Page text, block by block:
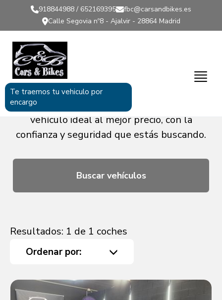
918844988 / 652169395
fbc@carsandbikes.es
Calle Segovia nº8 - Ajalvir - 28864 Madrid
Te traemos tu vehiculo por
encargo
COCHES DE OCASIÓN
Amplia selección de coches de ocasión
revisados y garantizados. Encuentra el
vehículo ideal al mejor precio, con la
confianza y seguridad que estás buscando.
Buscar vehículos
Resultados: 1 de 1 coches
Ordenar por: